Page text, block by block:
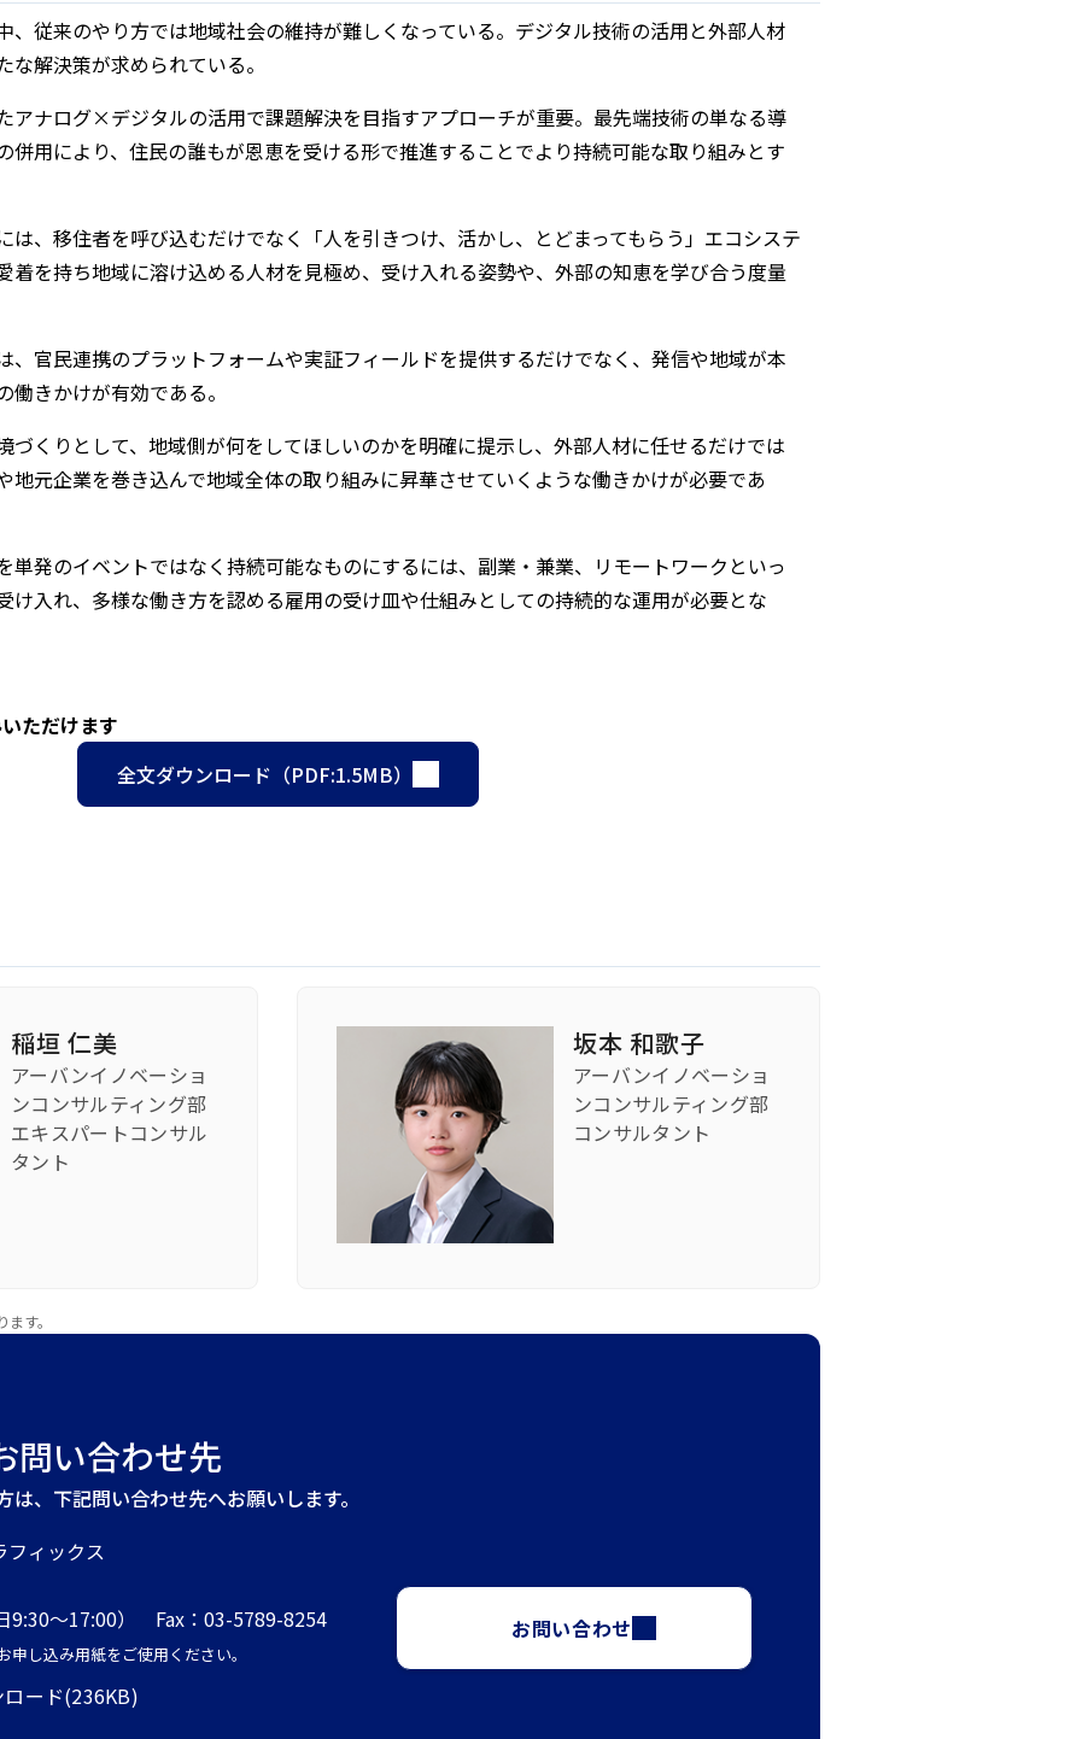
、従来のやり方では地域社会の維持が難しくなっている。デジタル技術の活用と外部人材
解決策が求められている。
アナログ×デジタルの活用で課題解決を目指すアプローチが重要。最先端技術の単なる導
併用により、住民の誰もが恩恵を受ける形で推進することでより持続可能な取り組みとす
は、移住者を呼び込むだけでなく「人を引きつけ、活かし、とどまってもらう」エコシステ
着を持ち地域に溶け込める人材を見極め、受け入れる姿勢や、外部の知恵を学び合う度量
、官民連携のプラットフォームや実証フィールドを提供するだけでなく、発信や地域が本
きかけが有効である。
づくりとして、地域側が何をしてほしいのかを明確に提示し、外部人材に任せるだけでは
地元企業を巻き込んで地域全体の取り組みに昇華させていくような働きかけが必要であ
単発のイベントではなく持続可能なものにするには、副業・兼業、リモートワークといっ
け入れ、多様な働き方を認める雇用の受け皿や仕組みとしての持続的な運用が必要とな
ただけます
全文ダウンロード（PDF:1.5MB）
稲垣 仁美
アーバンイノベーショ
ンコンサルティング部
エキスパートコンサル
タント
坂本 和歌子
アーバンイノベーショ
ンコンサルティング部
コンサルタント
す。
問い合わせ先
、下記問い合わせ先へお願いします。
フィックス
9:30～17:00） Fax：03-5789-8254
し込み用紙をご使用ください。
ード(236KB)
お問い合わせ